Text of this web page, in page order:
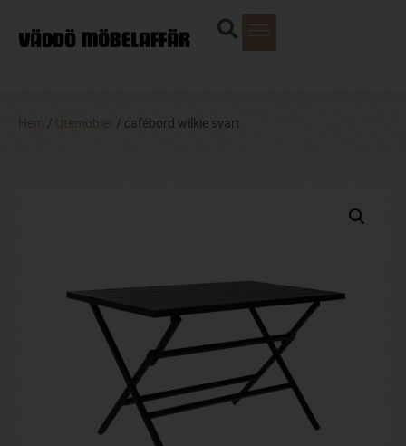
Hem / Utemöbler / cafébord wilkie svart